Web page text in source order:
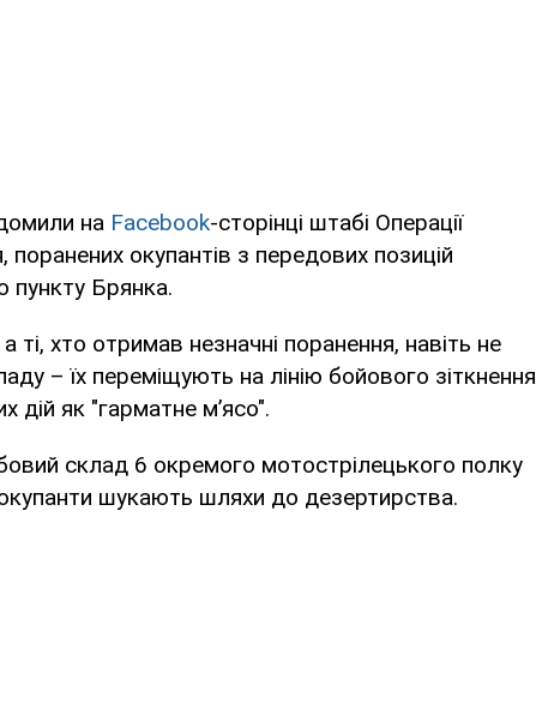
на Facebook-сторінці штабі Операції
окупантів з передових позицій
пункту Брянка.
ті, хто отримав незначні поранення, навіть не
– їх переміщують на лінію бойового зіткнення
як "гарматне м’ясо".
склад 6 окремого мотострілецького полку
шукають шляхи до дезертирства.